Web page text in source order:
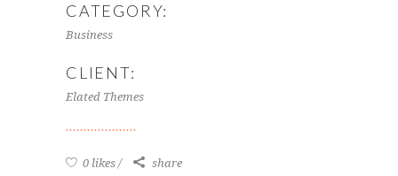
CATEGORY:
Business
CLIENT:
Elated Themes
0 likes share